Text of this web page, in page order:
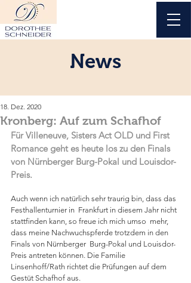
News
Kronberg: Auf zum Schafhof
18. Dez. 2020
Für Villeneuve, Sisters Act OLD und First
Romance geht es heute los zu den Finals
von Nürnberger Burg-Pokal und Louisdor-
Preis.
Auch wenn ich natürlich sehr traurig bin, dass das
Festhallenturnier in  Frankfurt in diesem Jahr nicht
stattfinden kann, so freue ich mich umso  mehr,
dass meine Nachwuchspferde trotzdem in den
Finals von Nürnberger  Burg-Pokal und Louisdor-
Preis antreten können. Die Familie
Linsenhoff/Rath richtet die Prüfungen auf dem
Gestüt Schafhof aus.